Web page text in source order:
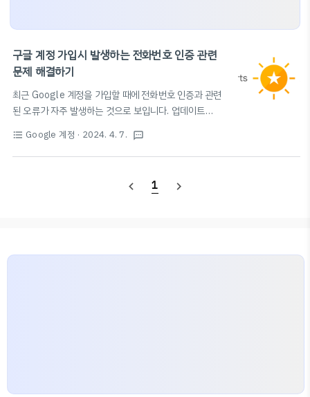
구글 계정 가입시 발생하는 전화번호 인증 관련
문제 해결하기
최근 Google 계정을 가입할 때에 전화번호 인증과 관련
된 오류가 자주 발생하는 것으로 보입니다. 업데이트
문제로, 현재 Google에서 인지한 상태이며 처리중이나
현재로써는 가족이나 친구, 친척 등의 전화번호를 빌리거
이 없다고 합니다. ​이 전화번호는 이미 여러번 사용되었습
가능한 전화번호의 개수를 제한하고 있으며, 몇 번 사용했
format_list_bulleted Google 계정 · 2024. 4. 7. textsms
navigate_before 1 navigate_next